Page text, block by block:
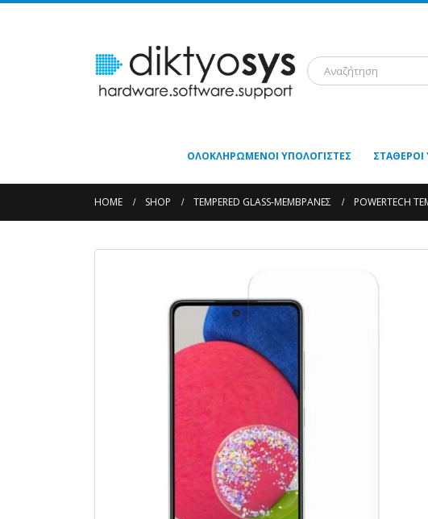
ΟΛΟΚΛΗΡΩΜΈΝΟΙ ΥΠΟΛΟΓΙΣΤΈΣ ΣΤΑΘΕΡΟΊ
HOME SHOP TEMPERED GLASS-ΜΕΜΒΡΆΝΕΣ POWERTECH